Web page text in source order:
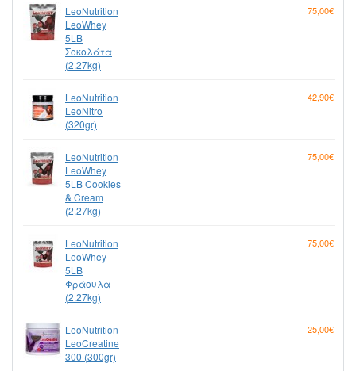
LeoNutrition
LeoWhey
5LB
Σοκολάτα
(2.27kg)
75,00€
LeoNutrition
LeoNitro
(320gr)
42,90€
LeoNutrition
LeoWhey
5LB Cookies
& Cream
(2.27kg)
75,00€
LeoNutrition
LeoWhey
5LB
Φράουλα
(2.27kg)
75,00€
LeoNutrition
LeoCreatine
300 (300gr)
25,00€